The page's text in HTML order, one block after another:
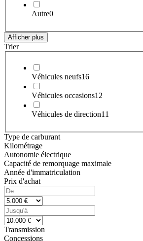
Autre0
Afficher plus
Trier
Véhicules neufs16
Véhicules occasions12
Véhicules de direction11
Type de carburant
Kilométrage
Autonomie électrique
Capacité de remorquage maximale
Année d'immatriculation
Prix d'achat
Transmission
Concessions